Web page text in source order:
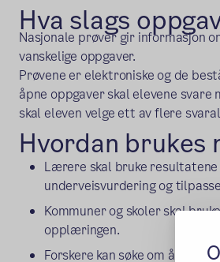
Hva slags
Nasjonale prøver gir informasjon
vanskelige oppgaver.
Prøvene er elektroniske og de
åpne oppgaver skal elevene
skal eleven velge ett av flere
Hvordan brukes
Lærere skal bruke
underveisvurdering og
Kommuner og skoler skal
opplæringen.
Forskere kan søke om å få